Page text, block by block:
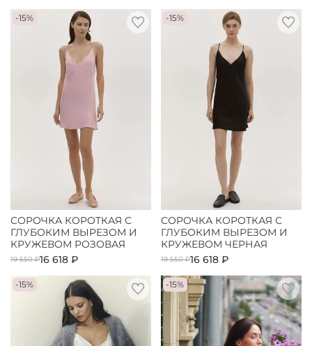
-15%
СОРОЧКА КОРОТКАЯ С
ГЛУБОКИМ ВЫРЕЗОМ И
КРУЖЕВОМ РОЗОВАЯ
19 550 ₽16 618 ₽
-15%
СОРОЧКА КОРОТКАЯ С
ГЛУБОКИМ ВЫРЕЗОМ И
КРУЖЕВОМ ЧЕРНАЯ
19 550 ₽16 618 ₽
-15% -15%